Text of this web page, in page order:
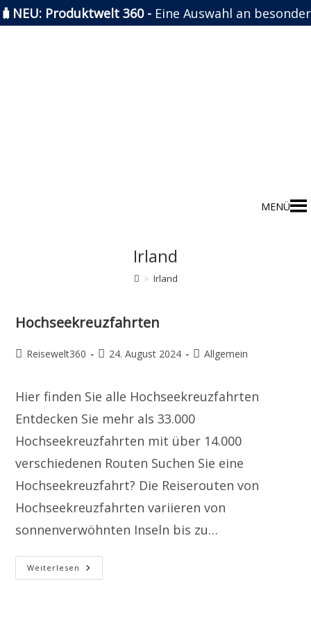
🧳NEU: Produktwelt 360 - Eine Auswahl an
MENÜ
Irland
> Irland
Hochseekreuzfahrten
Beitrags-
Reisewelt360
Beitrag
24. August 2024
Beitrags-
Allgemein
Hier finden Sie alle Hochseekreuzfahrten
Entdecken Sie mehr als 33.000
Hochseekreuzfahrten mit über 14.000
verschiedenen Routen Suchen Sie eine
Hochseekreuzfahrt? Die Reiserouten von
Hochseekreuzfahrten variieren von
sonnenverwöhnten Inseln bis zu…
Weiterlesen Hochseekreuzfahrten